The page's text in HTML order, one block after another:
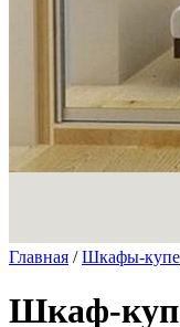
Главная /Шкафы-купе
Шкаф-